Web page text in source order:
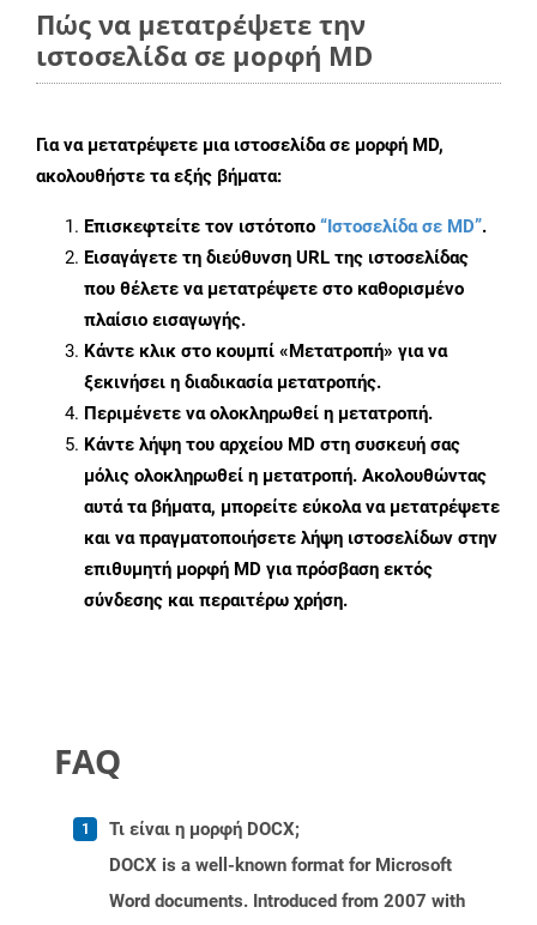
Πώς να μετατρέψετε την
ιστοσελίδα σε μορφή MD
Για να μετατρέψετε μια ιστοσελίδα σε μορφή MD,
ακολουθήστε τα εξής βήματα:
Επισκεφτείτε τον ιστότοπο “Ιστοσελίδα σε MD”.
Εισαγάγετε τη διεύθυνση URL της ιστοσελίδας
που θέλετε να μετατρέψετε στο καθορισμένο
πλαίσιο εισαγωγής.
Κάντε κλικ στο κουμπί «Μετατροπή» για να
ξεκινήσει η διαδικασία μετατροπής.
Περιμένετε να ολοκληρωθεί η μετατροπή.
Κάντε λήψη του αρχείου MD στη συσκευή σας
μόλις ολοκληρωθεί η μετατροπή. Ακολουθώντας
αυτά τα βήματα, μπορείτε εύκολα να μετατρέψετε
και να πραγματοποιήσετε λήψη ιστοσελίδων στην
επιθυμητή μορφή MD για πρόσβαση εκτός
σύνδεσης και περαιτέρω χρήση.
FAQ
Τι είναι η μορφή DOCX;
DOCX is a well-known format for Microsoft
Word documents. Introduced from 2007 with